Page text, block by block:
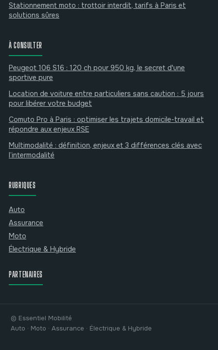
Stationnement moto : trottoir interdit, tarifs à Paris et
solutions sûres
À CONSULTER
Peugeot 106 S16 : 120 ch pour 950 kg, le secret d'une
sportive pure
Location de voiture entre particuliers sans caution : 5 jours
pour libérer votre budget
Comuto Pro à Paris : optimiser les trajets domicile-travail et
répondre aux enjeux RSE
Multimodalité : définition, enjeux et 3 différences clés avec
l’intermodalité
RUBRIQUES
Auto
Assurance
Moto
Électrique & Hybride
PARTENAIRES
© Essentiel Mobilité
Auto · Moto · Assurance · Électrique & Hybride